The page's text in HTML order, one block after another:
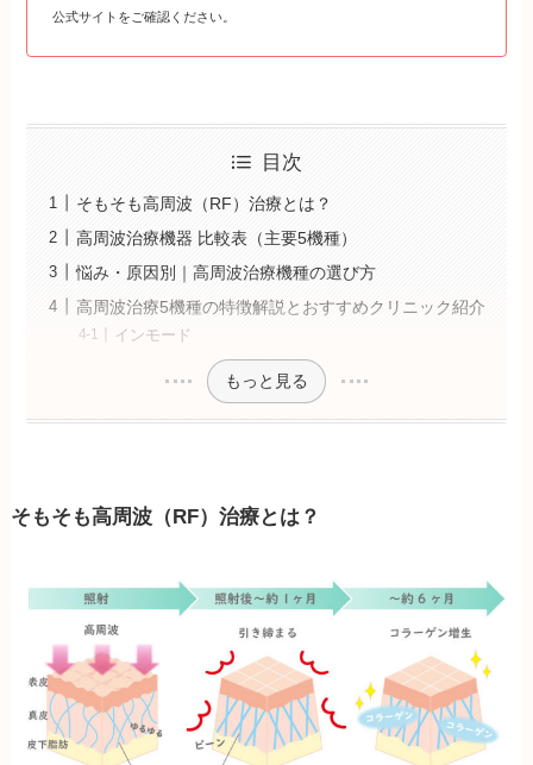
公式サイトをご確認ください。
目次
そもそも高周波（RF）治療とは？
高周波治療機器 比較表（主要5機種）
悩み・原因別｜高周波治療機種の選び方
高周波治療5機種の特徴解説とおすすめクリニック紹介
インモード
もっと見る
そもそも高周波（RF）治療とは？